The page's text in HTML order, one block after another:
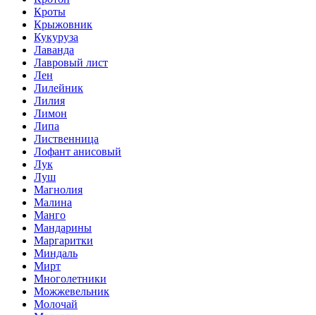
Кроты
Крыжовник
Кукуруза
Лаванда
Лавровый лист
Лен
Лилейник
Лилия
Лимон
Липа
Лиственница
Лофант анисовый
Лук
Луш
Магнолия
Малина
Манго
Мандарины
Маргаритки
Миндаль
Мирт
Многолетники
Можжевельник
Молочай